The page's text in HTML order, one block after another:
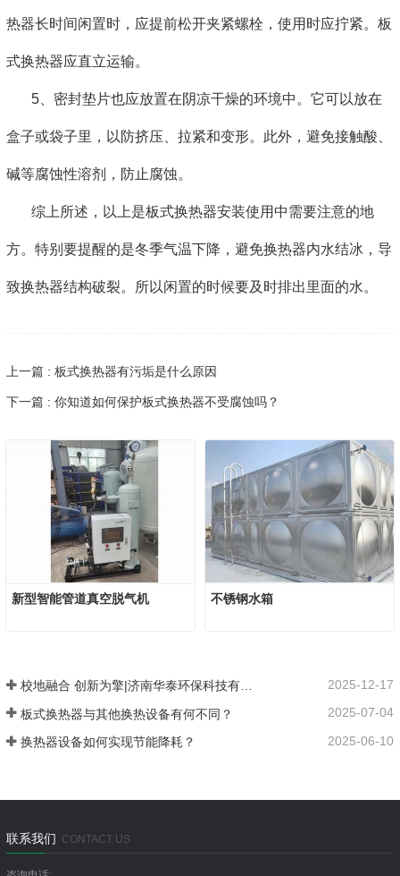
热器长时间闲置时，应提前松开夹紧螺栓，使用时应拧紧。板
式换热器应直立运输。
5、密封垫片也应放置在阴凉干燥的环境中。它可以放在
盒子或袋子里，以防挤压、拉紧和变形。此外，避免接触酸、
碱等腐蚀性溶剂，防止腐蚀。
综上所述，以上是板式换热器安装使用中需要注意的地
方。特别要提醒的是冬季气温下降，避免换热器内水结冰，导
致换热器结构破裂。所以闲置的时候要及时排出里面的水。
上一篇 : 板式换热器有污垢是什么原因
下一篇 : 你知道如何保护板式换热器不受腐蚀吗？
新型智能管道真空脱气机 不锈钢水箱
校地融合 创新为擎|济南华泰环保科技有限公司：以产学研融合谱写在张夏的创新发展之路 2025-12-17
板式换热器与其他换热设备有何不同？ 2025-07-04
换热器设备如何实现节能降耗？ 2025-06-10
联系我们 CONTACT US